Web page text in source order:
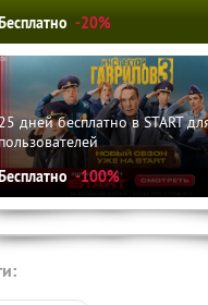
-20%
25 дней бесплатно в START
пользователей
-100%